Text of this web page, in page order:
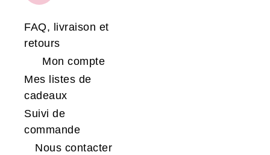
FAQ, livraison et
retours
Mon compte
Mes listes de
cadeaux
Suivi de
commande
Nous contacter